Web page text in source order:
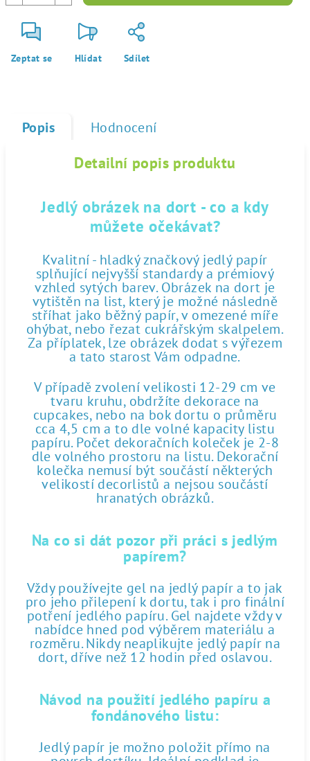
Zeptat se Hlídat Sdílet
Popis Hodnocení
Detailní popis produktu
Jedlý obrázek na dort - co a kdy
můžete očekávat?
Kvalitní - hladký značkový jedlý papír
splňující nejvyšší standardy a prémiový
vzhled sytých barev. Obrázek na dort je
vytištěn na list, který je možné následně
stříhat jako běžný papír, v omezené míře
ohýbat, nebo řezat cukrářským skalpelem.
Za příplatek, lze obrázek dodat s výřezem
a tato starost Vám odpadne.
V případě zvolení velikosti 12-29 cm ve
tvaru kruhu, obdržíte dekorace na
cupcakes, nebo na bok dortu o průměru
cca 4,5 cm a to dle volné kapacity listu
papíru. Počet dekoračních koleček je 2-8
dle volného prostoru na listu. Dekorační
kolečka nemusí být součástí některých
velikostí decorlistů a nejsou součástí
hranatých obrázků.
Na co si dát pozor při práci s jedlým
papírem?
Vždy používejte gel na jedlý papír a to jak
pro jeho přilepení k dortu, tak i pro finální
potření jedlého papíru. Gel najdete vždy v
nabídce hned pod výběrem materiálu a
rozměru. Nikdy neaplikujte jedlý papír na
dort, dříve než 12 hodin před oslavou.
Návod na použití jedlého papíru a
fondánového listu:
Jedlý papír je možno položit přímo na